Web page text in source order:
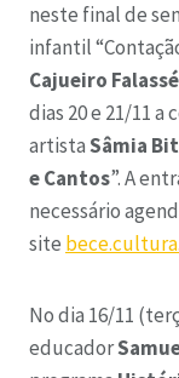
neste final de
infantil
Cajueiro Falassé
dias 20 e 21/11
artistaSâmia
e Cantos”. A
necessário
site
No dia 16/11
educador